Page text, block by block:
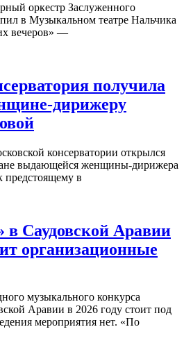
оркестр Заслуженного
в Музыкальном театре Нальчика
вечеров» —
получила
дирижеру
консерватории открылся
выдающейся женщины-дирижера
в
в Саудовской Аравии
организационные
музыкального конкурса
Аравии в 2026 году стоит под
мероприятия нет. «По